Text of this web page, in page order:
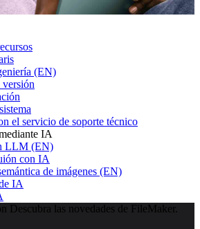
(EN)
versión
el servicio de soporte técnico
IA
LLM (EN)
con IA
de imágenes (EN)
IA
Descubra las novedades de FileMaker.